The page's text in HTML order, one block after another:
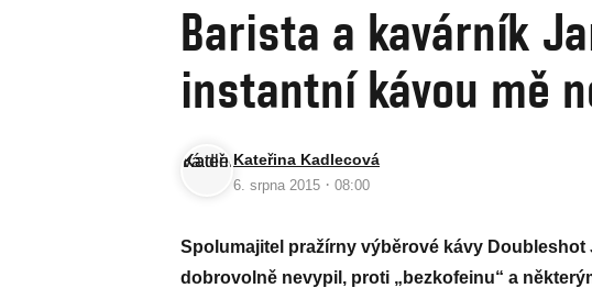
Barista a kavárník
instantní kávou mě
Kateřina Kadlecová
6. srpna 2015 · 08:00
Spolumajitel pražírny výběrové kávy Doubleshot
dobrovolně nevypil, proti „bezkofeinu“ a